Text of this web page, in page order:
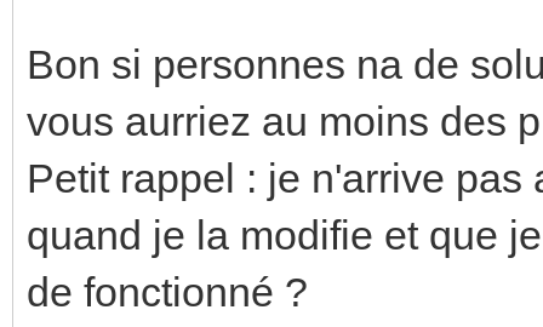
Bon si personnes na de
vous aurriez au moins des
Petit rappel : je n'arrive
quand je la modifie et que
de fonctionné ?